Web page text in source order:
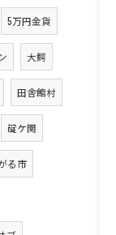
5万円金貨
大鰐
田舎館村
碇ケ関
る市